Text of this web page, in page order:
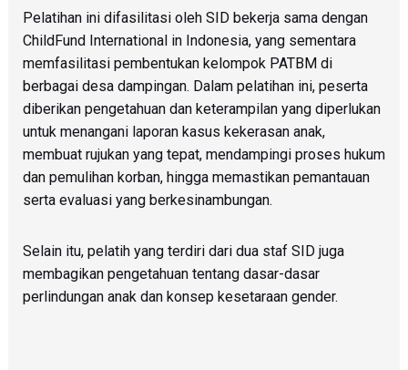
Pelatihan ini difasilitasi oleh SID bekerja sama dengan
ChildFund International in Indonesia, yang sementara
memfasilitasi pembentukan kelompok PATBM di
berbagai desa dampingan. Dalam pelatihan ini, peserta
diberikan pengetahuan dan keterampilan yang diperlukan
untuk menangani laporan kasus kekerasan anak,
membuat rujukan yang tepat, mendampingi proses hukum
dan pemulihan korban, hingga memastikan pemantauan
serta evaluasi yang berkesinambungan.
Selain itu, pelatih yang terdiri dari dua staf SID juga
membagikan pengetahuan tentang dasar-dasar
perlindungan anak dan konsep kesetaraan gender.